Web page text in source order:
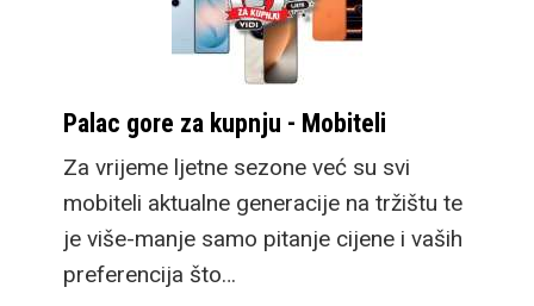
Palac gore za kupnju - Mobiteli
Za vrijeme ljetne sezone već su svi
mobiteli aktualne generacije na tržištu te
je više-manje samo pitanje cijene i vaših
preferencija što…